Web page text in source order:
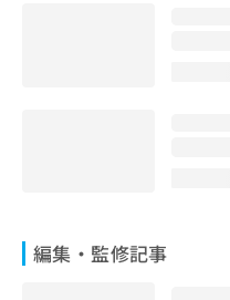
編集・監修記事